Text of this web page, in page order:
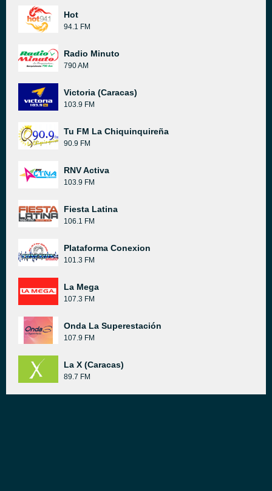
Hot
94.1 FM
Radio Minuto
790 AM
Victoria (Caracas)
103.9 FM
Tu FM La Chiquinquireña
90.9 FM
RNV Activa
103.9 FM
Fiesta Latina
106.1 FM
Plataforma Conexion
101.3 FM
La Mega
107.3 FM
Onda La Superestación
107.9 FM
La X (Caracas)
89.7 FM